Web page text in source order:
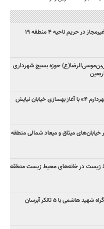
حوزه بسیج شهرداری
تداوم اجرای پروژه‌های «من شهردارم ۴» با آغاز بهسازی خیابان نیایش
خیابان‌های میثاق و میعاد شمالی منطقه
زیست در خانه‌های محیط زیست منطقه
هاشمی با ۵ تانکر آبرسان